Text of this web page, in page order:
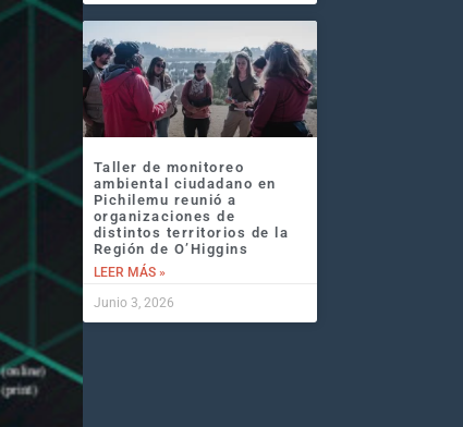
Taller de monitoreo
ambiental ciudadano en
Pichilemu reunió a
organizaciones de
distintos territorios de la
Región de O’Higgins
LEER MÁS »
Junio 3, 2026